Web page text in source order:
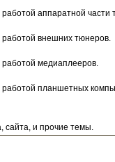
аппаратной части
внешних тюнеров.
медиаплееров.
планшетных
сайта, и прочие темы.